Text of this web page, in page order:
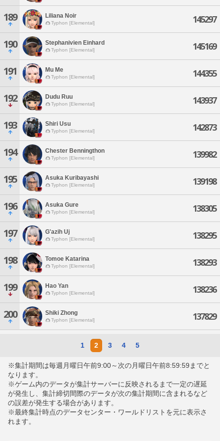
189 Liliana Noir
Typhon [Elemental] 145297
190 Stephanivien Einhard
Typhon [Elemental] 145169
191 Mu Me
Typhon [Elemental] 144355
192 Dudu Ruu
Typhon [Elemental] 143937
193 Shiri Usu
Typhon [Elemental] 142873
194 Chester Benningthon
Typhon [Elemental] 139982
195 Asuka Kuribayashi
Typhon [Elemental] 139198
196 Asuka Gure
Typhon [Elemental] 138305
197 G'azih Uj
Typhon [Elemental] 138295
198 Tomoe Katarina
Typhon [Elemental] 138293
199 Hao Yan
Typhon [Elemental] 138236
200 Shiki Zhong
Typhon [Elemental] 137829
1 2 3 4 5
※集計期間は毎週月曜日午前9:00～次の月曜日午前8:59:59までと
なります。
※ゲーム内のデータが集計サーバーに反映されるまで一定の遅延
が発生し、集計締切間際のデータが次の集計期間に含まれるなど
の誤差が発生する場合があります。
※最終集計時点のデータセンター・ワールドリストを元に表示さ
れます。